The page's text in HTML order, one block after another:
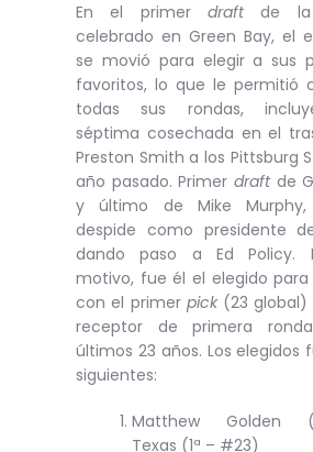
En el primer draftde la
celebrado en Green Bay, el
se movió para elegir a sus
favoritos, lo que le permitió
todas sus rondas,
séptima cosechada en el
Preston Smith a los Pittsburg
año pasado. Primer draft de
y último de Mike
despide como presidente
dando paso a Ed Policy.
motivo, fue él el elegido
con el primer pick(23 global)
receptor de primera
últimos 23 años. Los elegidos
siguientes:
Matthew Golden
Texas (1ª – #23)